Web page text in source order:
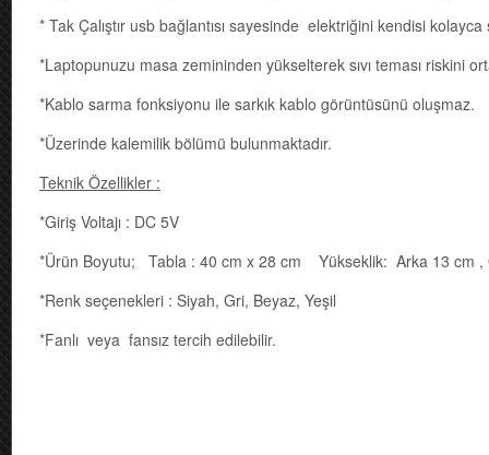
* Tak Çalıştır usb bağlantısı sayesinde elektriğini kendisi kolayca
*Laptopunuzu masa zemininden yükselterek sıvı teması riskini
*Kablo sarma fonksiyonu ile sarkık kablo görüntüsünü oluşmaz.
*Üzerinde kalemilik bölümü bulunmaktadır.
Teknik Özellikler :
*Giriş Voltajı : DC 5V
*Ürün Boyutu; Tabla : 40 cm x 28 cm Yükseklik: Arka 13 cm ,
*Renk seçenekleri : Siyah, Gri, Beyaz, Yeşil
*Fanlı veya fansız tercih edilebilir.